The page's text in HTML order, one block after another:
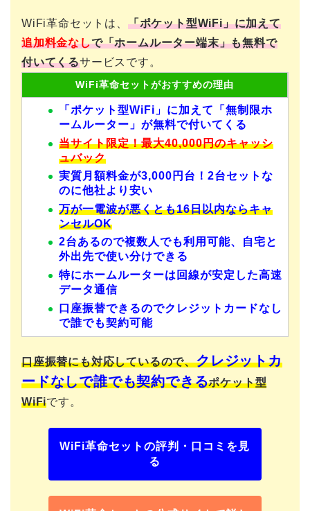
WiFi革命セットは、 「ポケット型WiFi」に加えて
追加料金なしで「ホームルーター端末」も無料で
付いてくるサービスです。
WiFi革命セットがおすすめの理由
「ポケット型WiFi」に加えて「無制限ホ
ームルーター」が無料で付いてくる
当サイト限定！最大40,000円のキャッシ
ュバック
実質月額料金が3,000円台！2台セットな
のに他社より安い
万が一電波が悪くとも16日以内ならキャ
ンセルOK
2台あるので複数人でも利用可能、自宅と
外出先で使い分けできる
特にホームルーターは回線が安定した高速
データ通信
口座振替できるのでクレジットカードなし
で誰でも契約可能
口座振替にも対応しているので、クレジットカ
ードなしで誰でも契約できるポケット型
WiFiです。
WiFi革命セットの評判・口コミを見
る